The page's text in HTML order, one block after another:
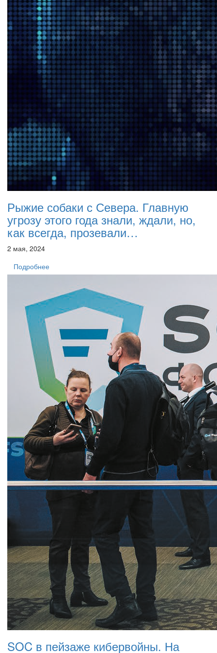
Рыжие собаки с Севера. Главную
угрозу этого года знали, ждали, но,
как всегда, прозевали…
2 мая, 2024
Подробнее
SOC в пейзаже кибервойны. На